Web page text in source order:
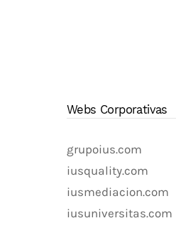
Webs Corporativas
grupoius.com
iusquality.com
iusmediacion.com
iusuniversitas.com